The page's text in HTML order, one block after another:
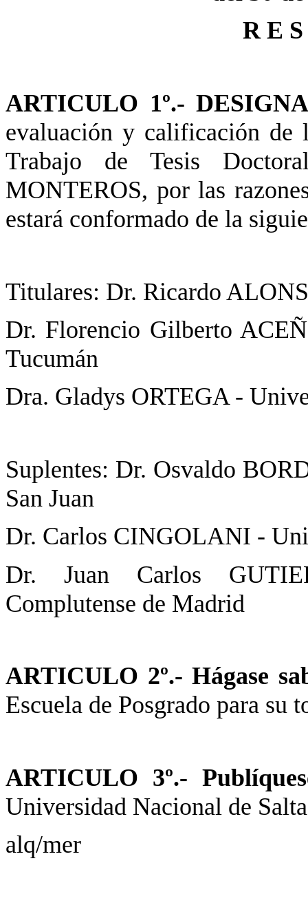
R E
ARTICULO 1º.- DESIGNA
evaluación y calificación de
Trabajo de Tesis
MONTEROS, por las
estará conformado de la
Titulares: Dr. Ricardo
Dr. Florencio Gilberto
Tucumán
Dra. Gladys ORTEGA -
Suplentes: Dr. Osvaldo
San Juan
Dr. Carlos CINGOLANI -
Dr. Juan Carlos
Complutense de Madrid
ARTICULO 2º.- Hágase
Escuela de Posgrado para su
ARTICULO 3º.-
Universidad Nacional de
alq/mer